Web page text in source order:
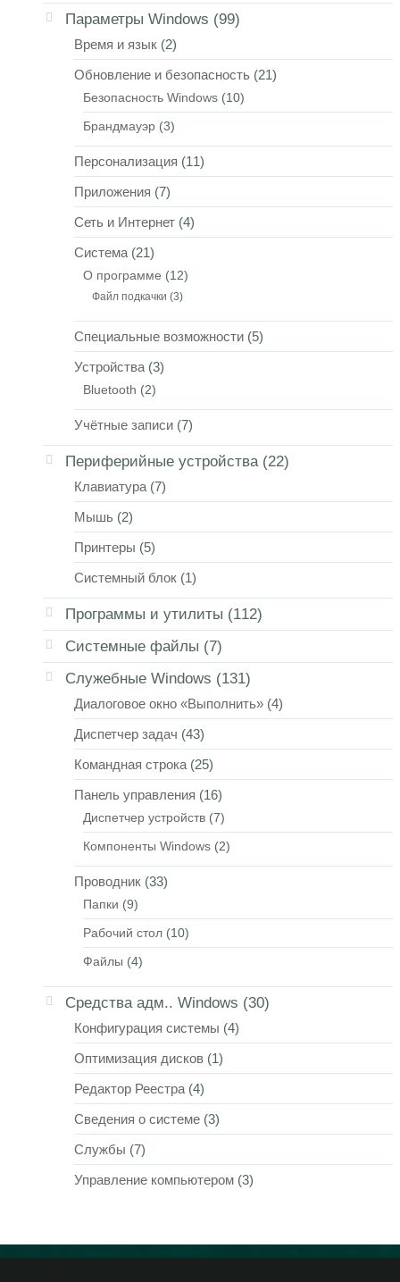
Параметры Windows (99)
Время и язык (2)
Обновление и безопасность (21)
Безопасность Windows (10)
Брандмауэр (3)
Персонализация (11)
Приложения (7)
Сеть и Интернет (4)
Система (21)
О программе (12)
Файл подкачки (3)
Специальные возможности (5)
Устройства (3)
Bluetooth (2)
Учётные записи (7)
Периферийные устройства(22)
Клавиатура (7)
Мышь (2)
Принтеры (5)
Системный блок (1)
Программы и утилиты (112)
Системные файлы (7)
Служебные Windows (131)
Диалоговое окно «Выполнить» (4)
Диспетчер задач (43)
Командная строка (25)
Панель управления (16)
Диспетчер устройств (7)
Компоненты Windows (2)
Проводник (33)
Папки (9)
Рабочий стол (10)
Файлы (4)
Средства адм.. Windows (30)
Конфигурация системы (4)
Оптимизация дисков (1)
Редактор Реестра (4)
Сведения о системе (3)
Службы (7)
Управление компьютером (3)